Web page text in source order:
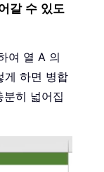
갈 수 있도
여 열 A 의
게 하면 병합
히 넓어집